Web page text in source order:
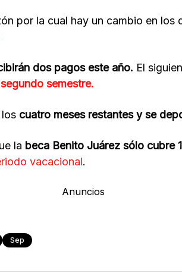
por la cual hay un cambio en los
dos pagos este año. El
segundo semestre.
cuatro meses restantes y se
la beca Benito Juárez sólo cubre
vacacional.
Anuncios
Sep